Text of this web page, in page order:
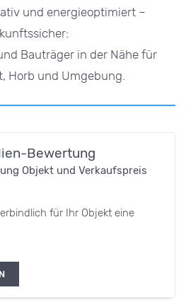
und energieoptimiert –
Bauträger in der Nähe für
Horb und Umgebung.
Bewertung
Objekt und Verkaufspreis
für Ihr Objekt eine